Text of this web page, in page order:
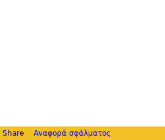
Share Αναφορά σφάλματος